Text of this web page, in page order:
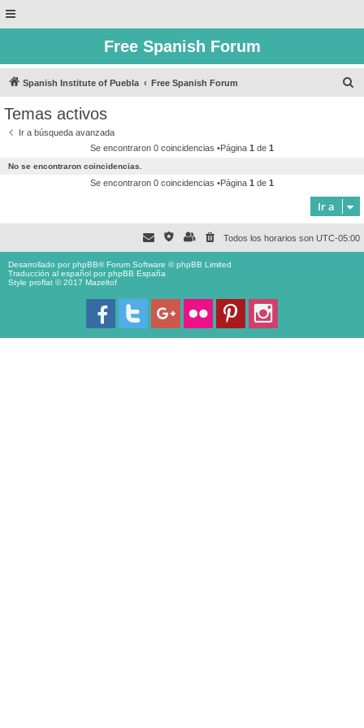
Free Spanish Forum
Spanish Institute of Puebla Free Spanish Forum
Temas activos
Ir a búsqueda avanzada
Se encontraron 0 coincidencias •Página 1 de 1
No se encontraron coincidencias.
Se encontraron 0 coincidencias •Página 1 de 1
Ir a
Todos los horarios son UTC-05:00
Desarrollado porphpBB® Forum Software © phpBB Limited
Traducción al español porphpBB España
Style proflat © 2017 Mazeltof